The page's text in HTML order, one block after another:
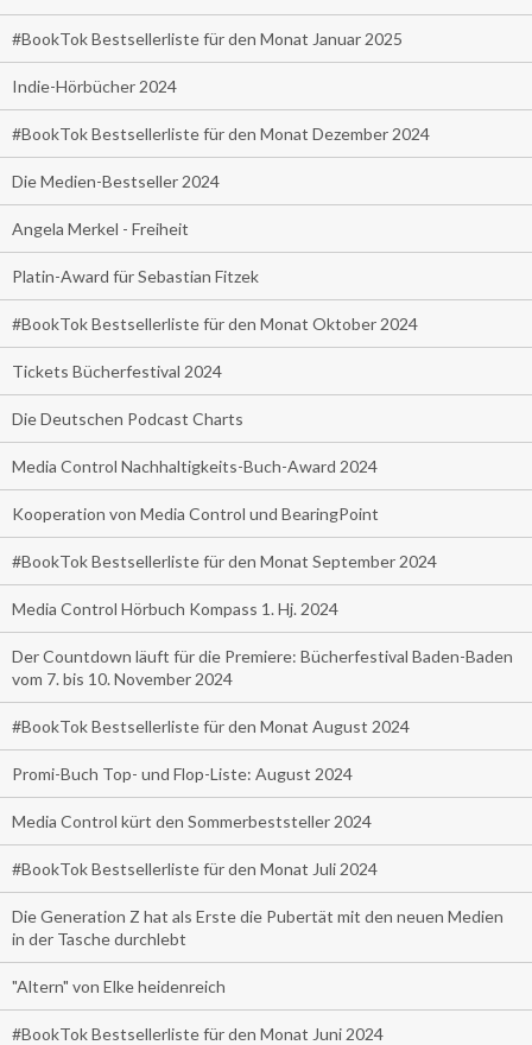
#BookTok Bestsellerliste für den Monat Januar 2025
Indie-Hörbücher 2024
#BookTok Bestsellerliste für den Monat Dezember 2024
Die Medien-Bestseller 2024
Angela Merkel - Freiheit
Platin-Award für Sebastian Fitzek
#BookTok Bestsellerliste für den Monat Oktober 2024
Tickets Bücherfestival 2024
Die Deutschen Podcast Charts
Media Control Nachhaltigkeits-Buch-Award 2024
Kooperation von Media Control und BearingPoint
#BookTok Bestsellerliste für den Monat September 2024
Media Control Hörbuch Kompass 1. Hj. 2024
Der Countdown läuft für die Premiere: Bücherfestival Baden-Baden
vom 7. bis 10. November 2024
#BookTok Bestsellerliste für den Monat August 2024
Promi-Buch Top- und Flop-Liste: August 2024
Media Control kürt den Sommerbeststeller 2024
#BookTok Bestsellerliste für den Monat Juli 2024
Die Generation Z hat als Erste die Pubertät mit den neuen Medien
in der Tasche durchlebt
"Altern" von Elke heidenreich
#BookTok Bestsellerliste für den Monat Juni 2024